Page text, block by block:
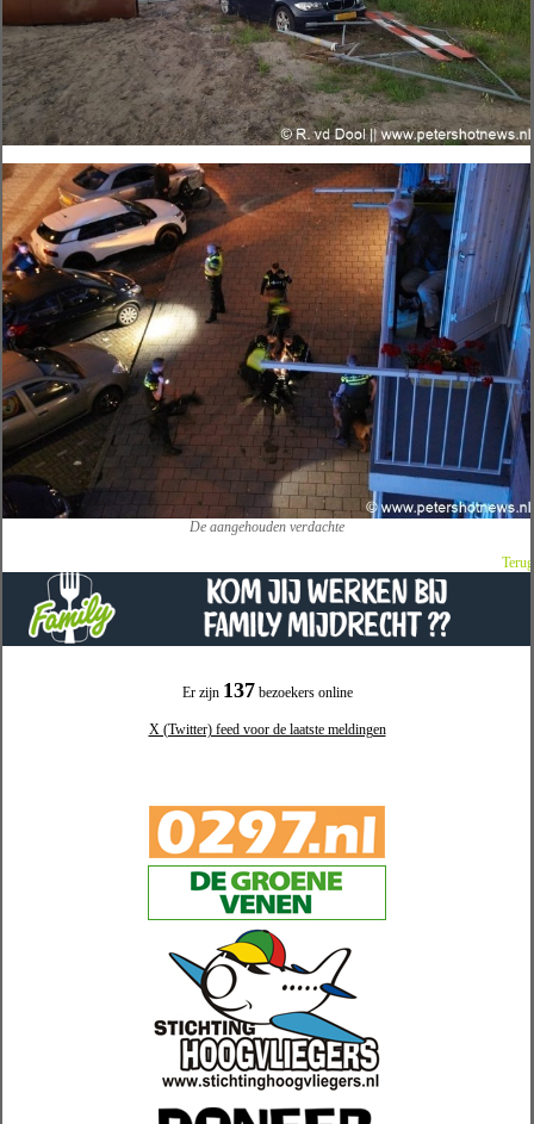
Er zijn 137 bezoekers online
X (Twitter) feed voor de laatste meldingen
De aangehouden verdachte
Terug